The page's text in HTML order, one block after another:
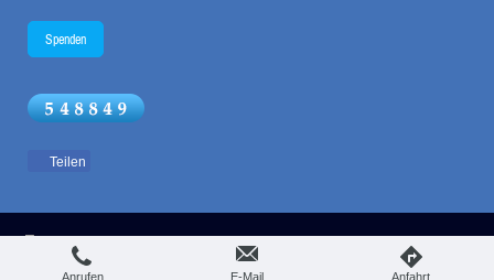
Spenden
Teilen
Druckversion
© hopeforyou
Webansicht
Anrufen E-Mail Anfahrt